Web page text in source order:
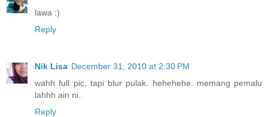
lawa :)
Reply
Nik Lisa December 31, 2010 at 2:30 PM
wahh full pic, tapi blur pulak. hehehehe. memang pemalu
lahhh ain ni..
Reply